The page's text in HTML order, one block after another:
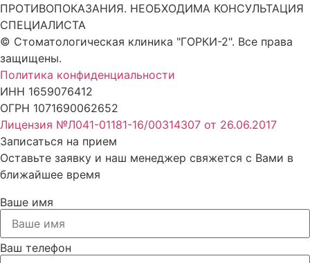
ПРОТИВОПОКАЗАНИЯ. НЕОБХОДИМА КОНСУЛЬТАЦИЯ
СПЕЦИАЛИСТА
© Стоматологическая клиника "ГОРКИ-2". Все права
защищены.
Политика конфиденциальности
ИНН 1659076412​
ОГРН 1071690062652
Лицензия №Л041-01181-16/00314307 от 26.06.2017
Записаться на прием
Оставьте заявку и наш менеджер свяжется с Вами в
ближайшее время
Ваше имя
Ваш телефон